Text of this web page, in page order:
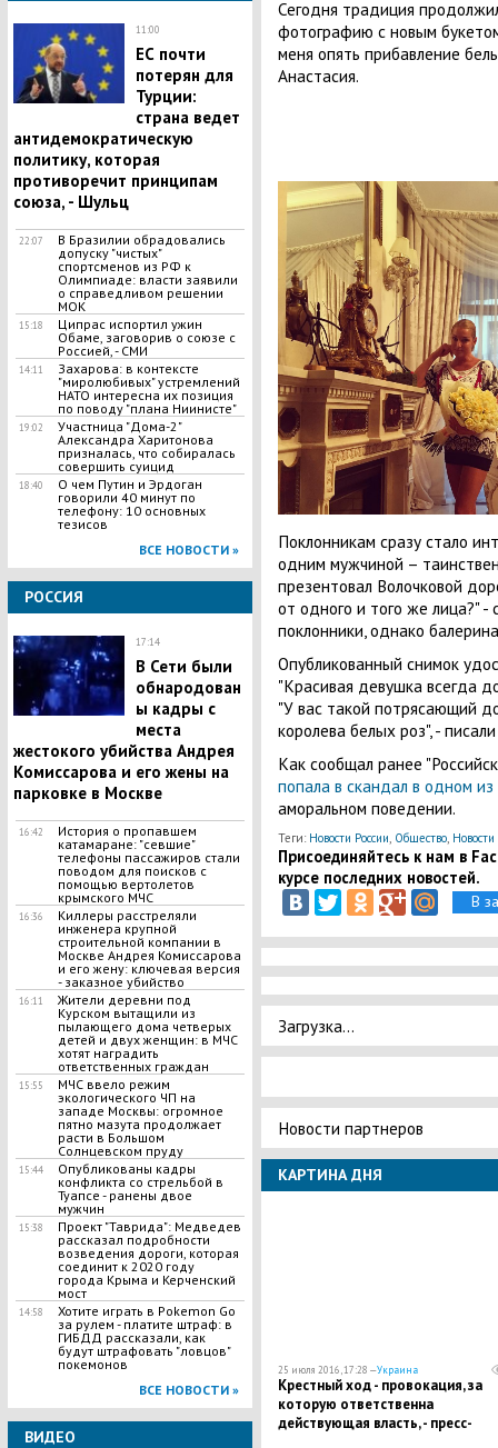
11:00
ЕС почти
потерян для
Турции:
страна ведет
антидемократическую
политику, которая
противоречит принципам
союза, - Шульц
22:07
В Бразилии обрадовались
допуску "чистых"
спортсменов из РФ к
Олимпиаде: власти заявили
о справедливом решении
МОК
15:18
Ципрас испортил ужин
Обаме, заговорив о союзе с
Россией, - СМИ
14:11
Захарова: в контексте
"миролюбивых" устремлений
НАТО интересна их позиция
по поводу "плана Ниинисте"
19:02
Участница "Дома-2"
Александра Харитонова
призналась, что собиралась
совершить суицид
18:40
О чем Путин и Эрдоган
говорили 40 минут по
телефону: 10 основных
тезисов
ВСЕ НОВОСТИ »
РОССИЯ
17:14
В Сети были
обнародован
ы кадры с
места
жестокого убийства Андрея
Комиссарова и его жены на
парковке в Москве
16:42
История о пропавшем
катамаране: "севшие"
телефоны пассажиров стали
поводом для поисков с
помощью вертолетов
крымского МЧС
16:36
​Киллеры расстреляли
инженера крупной
строительной компании в
Москве Андрея Комиссарова
и его жену: ключевая версия
- заказное убийство
16:11
Жители деревни под
Курском вытащили из
пылающего дома четверых
детей и двух женщин: в МЧС
хотят наградить
ответственных граждан
15:55
​МЧС ввело режим
экологического ЧП на
западе Москвы: огромное
пятно мазута продолжает
расти в Большом
Солнцевском пруду
15:44
Опубликованы кадры
конфликта со стрельбой в
Туапсе - ранены двое
мужчин
15:38
Проект "Таврида": Медведев
рассказал подробности
возведения дороги, которая
соединит к 2020 году
города Крыма и Керченский
мост
14:58
Хотите играть в Pokemon Go
за рулем - платите штраф: в
ГИБДД рассказали, как
будут штрафовать "ловцов"
покемонов
ВСЕ НОВОСТИ »
ВИДЕО
Сегодня традиция
фотографию с новым
меня опять прибавление
Анастасия.
Поклонникам сразу стало
одним мужчиной –
презентовал Волочковой
от одного и того же лица?"
поклонники, однако
Опубликованный снимок
"Красивая девушка всегда
"У вас такой потрясающий
королева белых роз", -
Как сообщал ранее
попала в скандал в одном из
аморальном поведении.
Теги: Новости России Общество,
Присоединяйтесь к нам в
курсе последних новостей.
В
Загрузка...
Новости партнеров
КАРТИНА ДНЯ
25 июля 2016, 17:28 —Украина
Крестный ход - провокация, за
которую ответственна
действующая власть, - пресс-